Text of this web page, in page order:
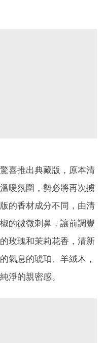
喜推出典藏版，原本清
暖氛圍，勢必將再次擄
的香材成分不同，由清
的微微刺鼻，讓前調豐
玫瑰和茉莉花香，清新
氣息的琥珀、羊絨木，
淨的親密感。